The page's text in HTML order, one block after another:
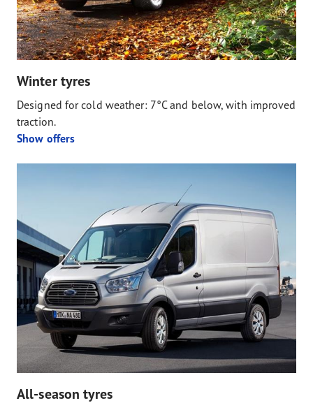
Winter tyres
Designed for cold weather: 7°C and below, with improved
traction.
Show offers
All-season tyres